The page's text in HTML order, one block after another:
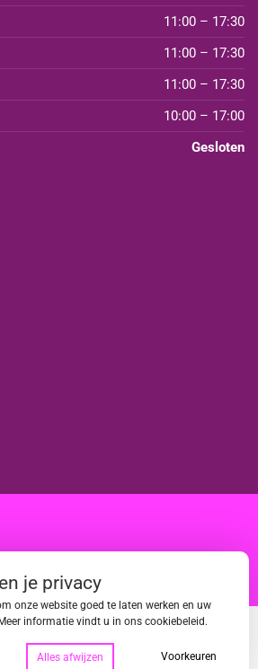
11:00 – 17:30
11:00 – 17:30
11:00 – 17:30
10:00 – 17:00
Gesloten
je privacy
onze website goed te laten werken en uw
informatie vindt u in ons cookiebeleid.
Alles afwijzen Voorkeuren